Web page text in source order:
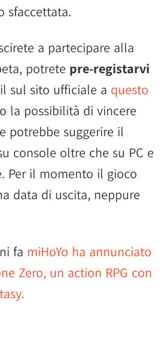
sfaccettata.
a partecipare alla
potrete pre-registarvi
sul sito ufficiale a questo
la possibilità di vincere
potrebbe suggerire il
console oltre che su PC e
Per il momento il gioco
data di uscita, neppure
fa miHoYo ha annunciato
Zero, un action RPG con